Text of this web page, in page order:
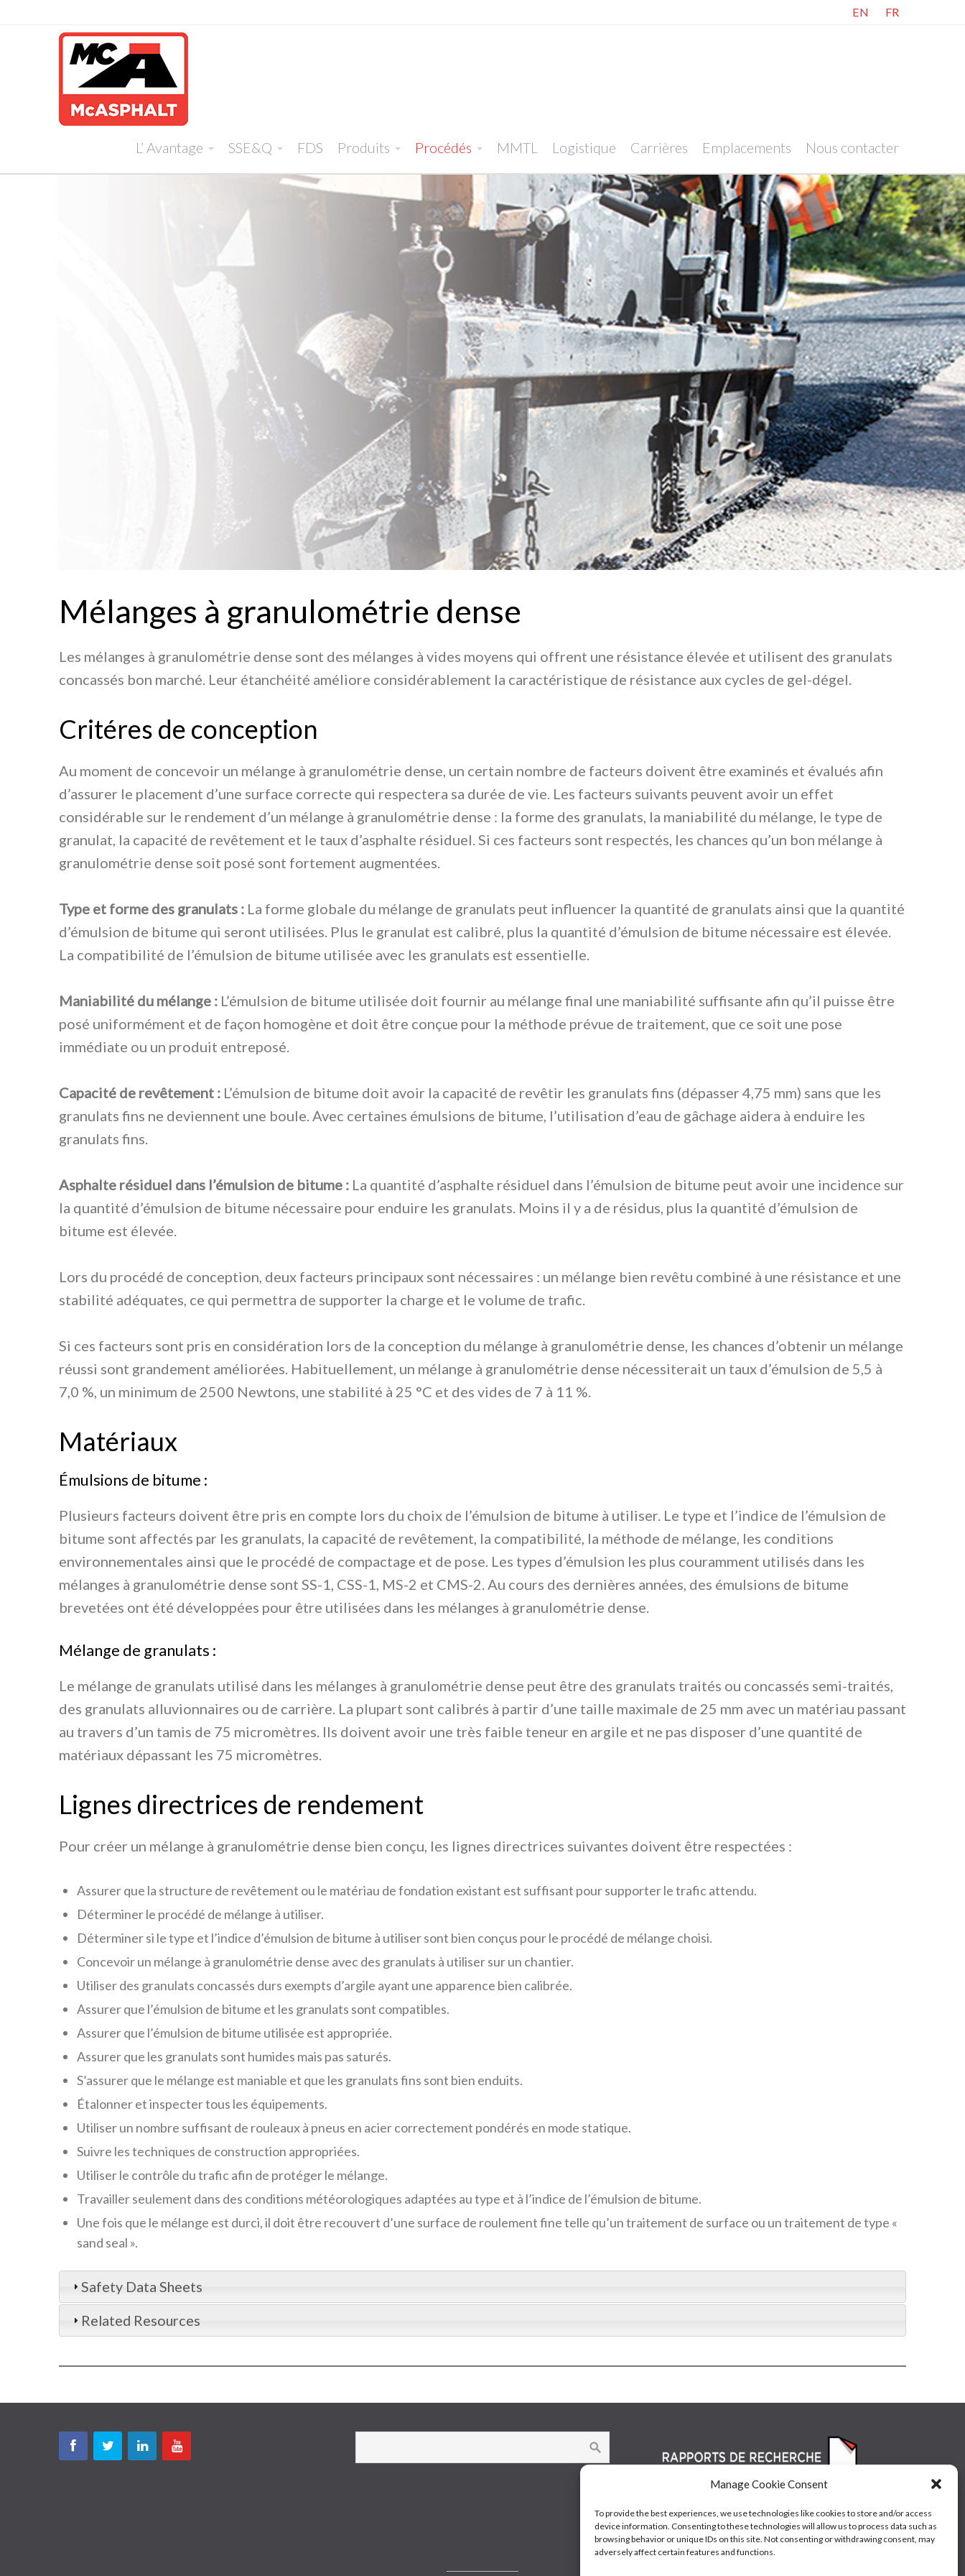
Manage Cookie Consent
To provide the best experiences, we use technologies like cookies to store and/or access
device information. Consenting to these technologies will allow us to process data such as
browsing behavior or unique IDs on this site. Not consenting or withdrawing consent, may
adversely affect certain features and functions.
EN FR
L’ Avantage SSE&Q FDS Produits Procédés MMTL Logistique Carrières Emplacements Nous contacter
Mélanges à granulométrie dense
Les mélanges à granulométrie dense sont des mélanges à vides moyens qui offrent une résistance élevée et utilisent des granulats
concassés bon marché. Leur étanchéité améliore considérablement la caractéristique de résistance aux cycles de gel-dégel.
Critéres de conception
Au moment de concevoir un mélange à granulométrie dense, un certain nombre de facteurs doivent être examinés et évalués afin
d’assurer le placement d’une surface correcte qui respectera sa durée de vie. Les facteurs suivants peuvent avoir un effet
considérable sur le rendement d’un mélange à granulométrie dense : la forme des granulats, la maniabilité du mélange, le type de
granulat, la capacité de revêtement et le taux d’asphalte résiduel. Si ces facteurs sont respectés, les chances qu’un bon mélange à
granulométrie dense soit posé sont fortement augmentées.
Type et forme des granulats : La forme globale du mélange de granulats peut influencer la quantité de granulats ainsi que la quantité
d’émulsion de bitume qui seront utilisées. Plus le granulat est calibré, plus la quantité d’émulsion de bitume nécessaire est élevée.
La compatibilité de l’émulsion de bitume utilisée avec les granulats est essentielle.
Maniabilité du mélange : L’émulsion de bitume utilisée doit fournir au mélange final une maniabilité suffisante afin qu’il puisse être
posé uniformément et de façon homogène et doit être conçue pour la méthode prévue de traitement, que ce soit une pose
immédiate ou un produit entreposé.
Capacité de revêtement : L’émulsion de bitume doit avoir la capacité de revêtir les granulats fins (dépasser 4,75 mm) sans que les
granulats fins ne deviennent une boule. Avec certaines émulsions de bitume, l’utilisation d’eau de gâchage aidera à enduire les
granulats fins.
Asphalte résiduel dans l’émulsion de bitume : La quantité d’asphalte résiduel dans l’émulsion de bitume peut avoir une incidence sur
la quantité d’émulsion de bitume nécessaire pour enduire les granulats. Moins il y a de résidus, plus la quantité d’émulsion de
bitume est élevée.
Lors du procédé de conception, deux facteurs principaux sont nécessaires : un mélange bien revêtu combiné à une résistance et une
stabilité adéquates, ce qui permettra de supporter la charge et le volume de trafic.
Si ces facteurs sont pris en considération lors de la conception du mélange à granulométrie dense, les chances d’obtenir un mélange
réussi sont grandement améliorées. Habituellement, un mélange à granulométrie dense nécessiterait un taux d’émulsion de 5,5 à
7,0 %, un minimum de 2500 Newtons, une stabilité à 25 °C et des vides de 7 à 11 %.
Matériaux
Émulsions de bitume :
Plusieurs facteurs doivent être pris en compte lors du choix de l’émulsion de bitume à utiliser. Le type et l’indice de l’émulsion de
bitume sont affectés par les granulats, la capacité de revêtement, la compatibilité, la méthode de mélange, les conditions
environnementales ainsi que le procédé de compactage et de pose. Les types d’émulsion les plus couramment utilisés dans les
mélanges à granulométrie dense sont SS-1, CSS-1, MS-2 et CMS-2. Au cours des dernières années, des émulsions de bitume
brevetées ont été développées pour être utilisées dans les mélanges à granulométrie dense.
Mélange de granulats :
Le mélange de granulats utilisé dans les mélanges à granulométrie dense peut être des granulats traités ou concassés semi-traités,
des granulats alluvionnaires ou de carrière. La plupart sont calibrés à partir d’une taille maximale de 25 mm avec un matériau passant
au travers d’un tamis de 75 micromètres. Ils doivent avoir une très faible teneur en argile et ne pas disposer d’une quantité de
matériaux dépassant les 75 micromètres.
Lignes directrices de rendement
Pour créer un mélange à granulométrie dense bien conçu, les lignes directrices suivantes doivent être respectées :
Assurer que la structure de revêtement ou le matériau de fondation existant est suffisant pour supporter le trafic attendu.
Déterminer le procédé de mélange à utiliser.
Déterminer si le type et l’indice d’émulsion de bitume à utiliser sont bien conçus pour le procédé de mélange choisi.
Concevoir un mélange à granulométrie dense avec des granulats à utiliser sur un chantier.
Utiliser des granulats concassés durs exempts d’argile ayant une apparence bien calibrée.
Assurer que l’émulsion de bitume et les granulats sont compatibles.
Assurer que l’émulsion de bitume utilisée est appropriée.
Assurer que les granulats sont humides mais pas saturés.
S’assurer que le mélange est maniable et que les granulats fins sont bien enduits.
Étalonner et inspecter tous les équipements.
Utiliser un nombre suffisant de rouleaux à pneus en acier correctement pondérés en mode statique.
Suivre les techniques de construction appropriées.
Utiliser le contrôle du trafic afin de protéger le mélange.
Travailler seulement dans des conditions météorologiques adaptées au type et à l’indice de l’émulsion de bitume.
Une fois que le mélange est durci, il doit être recouvert d’une surface de roulement fine telle qu’un traitement de surface ou un traitement de type «
sand seal ».
Safety Data Sheets
Related Resources